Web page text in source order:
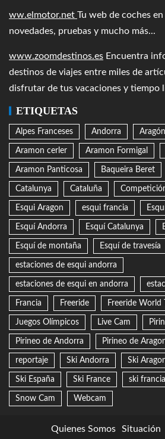
ww.elmotor.net Tu web de coches
novedades, pruebas y mucho más...
www.zoomdestinos.es Encuentra
destinos de viajes entre miles de
disfrutar de tus vacaciones y tiempo
ETIQUETAS
Alpes Franceses Andorra Aragón
Aramon cerler Aramon Formigal
Aramon Panticosa Baqueira Beret
Catalunya Cataluña
Esqui Aragon esqui francia
Esquí Andorra Esquí Catalunya
Esquí de montaña Esquí de travesía
estaciones de esqui andorra
estaciones de esqui en andorra
Francia Freeride Freeride World
Juegos Olímpicos Live Cam
Pirineo de Andorra Pirineo de
reportaje Ski Andorra Ski
Ski España Ski France ski francia
Snow Cam Webcam
Quienes Somos Situación